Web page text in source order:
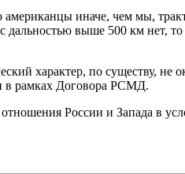
иначе, чем мы,
выше 500 км нет,
характер, по существу,
в рамках Договора РСМД.
России и Запада в